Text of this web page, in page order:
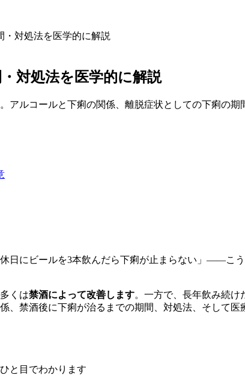
・対処法を医学的に解説
対処法を医学的に解説
アルコールと下痢の関係、離脱症状としての下痢の
日にビールを3本飲んだら下痢が止まらない」——こう
くは禁酒によって改善します。一方で、長年飲み続
、禁酒後に下痢が治るまでの期間、対処法、そして
と目でわかります